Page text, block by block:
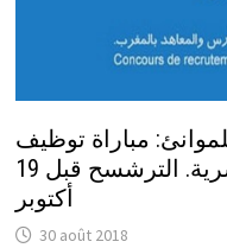
مباراة توظيف
إطارين اثنين في الموارد البشرية. الترشسح قبل 19
أكتوبر
30 août 2018